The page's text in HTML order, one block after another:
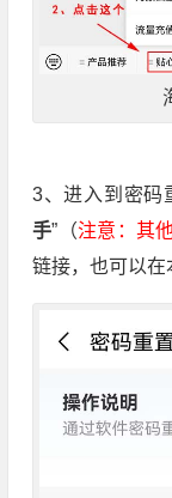
3、进入到密码
手”（注意：其
链接，也可以在